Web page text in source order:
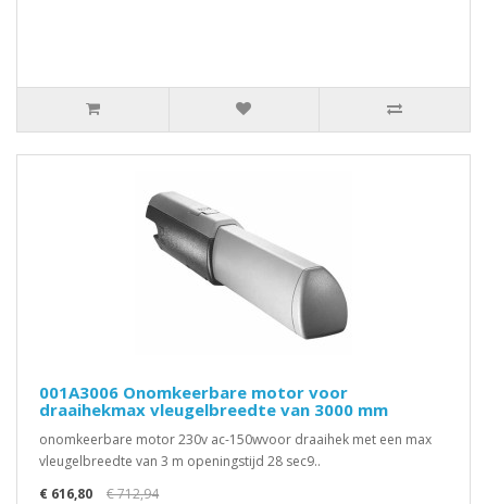
001A3006 Onomkeerbare motor voor
draaihekmax vleugelbreedte van 3000 mm
onomkeerbare motor 230v ac-150wvoor draaihek met een max
vleugelbreedte van 3 m openingstijd 28 sec9..
€ 616,80
€ 712,94